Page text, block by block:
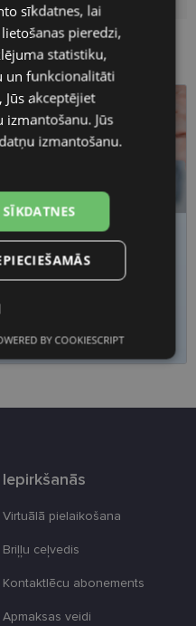
acīs?
pārbaudei
Iepirkšanās
Virtuālā pielaikošana
Briļļu ceļvedis
Kontaktlēcu abonements
Apmaksas veidi
ENGLISH
FINNISH
sīkdatnes, lai
pieredzi,
statistiku,
un funkcionalitāti
akceptējiet
izmantošanu. Jūs
izmantošanu.
Statistikas
sīkdatnes
BY COOKIESCRIPT